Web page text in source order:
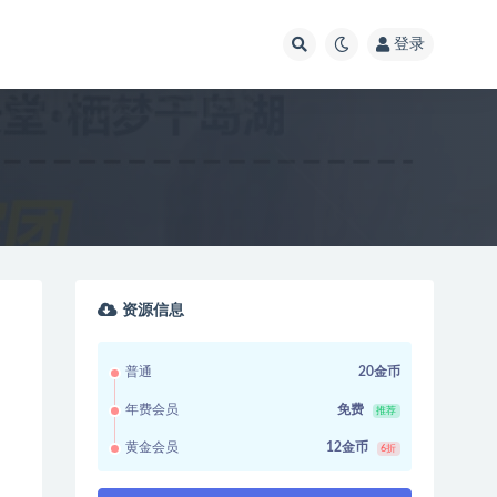
登录
资源信息
普通 20金币
年费会员 免费 推荐
黄金会员 12金币 6折